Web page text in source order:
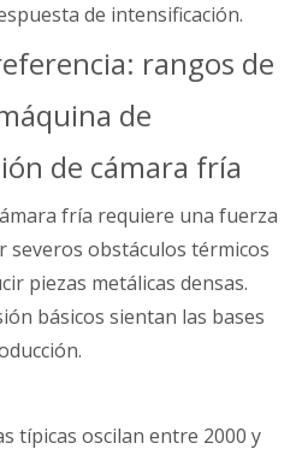
de intensificación.
rangos de
de
de cámara fría
fría requiere una fuerza
severos obstáculos térmicos
piezas metálicas densas.
básicos sientan las bases
típicas oscilan entre 2000 y